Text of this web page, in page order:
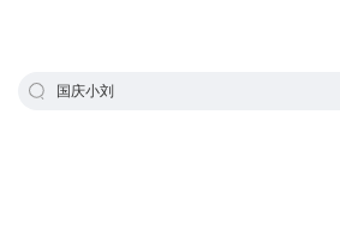
国庆小刘